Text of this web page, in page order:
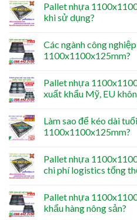
Pallet nhựa
khi sử dụng?
Các ngành công
1100x1100x125mm?
Pallet nhựa
xuất khẩu Mỹ, EU
Làm sao để kéo dài
1100x1100x125mm?
Pallet nhựa
chi phí logistics tổng
Pallet nhựa
khẩu hàng nông sản?